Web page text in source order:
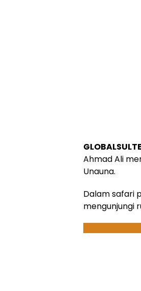
Ahmad Ali
Unauna.
Dalam safari
mengunjungi